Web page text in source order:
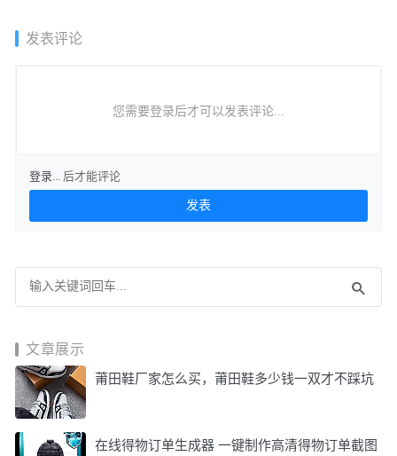
发表评论
您需要登录后才可以发表评论...
登录... 后才能评论
文章展示
莆田鞋厂家怎么买，莆田鞋多少钱一双才不踩坑
在线得物订单生成器 一键制作高清得物订单截图